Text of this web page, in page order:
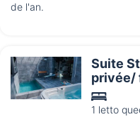
de l'an.
Suite
privée/
1 letto